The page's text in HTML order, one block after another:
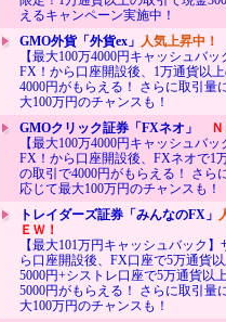
えるキャンペーン実施中！
GMO外貨「外貨ex」 人気上昇中！
【最大100万4000円キャッシュバッ
FX！から口座開設後、1万通貨以
4000円がもらえる！ さらに取引量
大100万円のチャンスも！
GMOクリック証券「FXネオ」
Ｎ
【最大100万4000円キャッシュバッ
FX！から口座開設後、FXネオで1
の取引で4000円がもらえる！ さら
応じて最大100万円のチャンスも！
トレイダーズ証券「みんなのFX」
ＥＷ！
【最大101万円キャッシュバック
ら口座開設後、FX口座で5万通貨
5000円+シストレ口座で5万通貨以
5000円がもらえる！ さらに取引量
大100万円のチャンスも！